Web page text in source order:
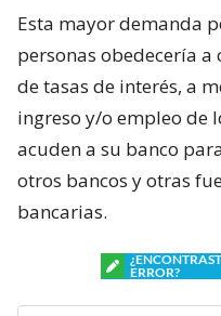
Esta mayor demanda
personas obedecería
de tasas de interés, a
ingreso y/o empleo de
acuden a su banco
otros bancos y otras
bancarias.
ERROR?